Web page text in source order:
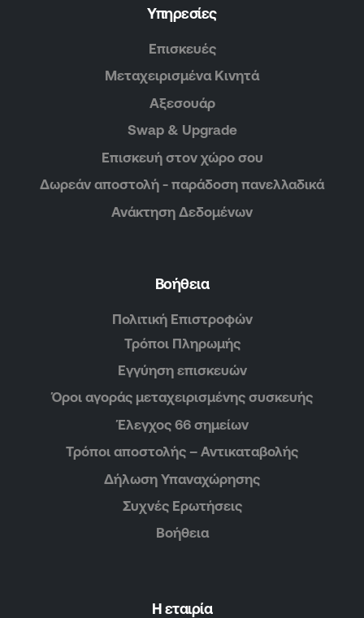
Υπηρεσίες
Επισκευές
Μεταχειρισμένα Κινητά
Αξεσουάρ
Swap & Upgrade
Επισκευή στον χώρο σου
Δωρεάν αποστολή - παράδοση πανελλαδικά
Ανάκτηση Δεδομένων
Βοήθεια
Πολιτική Επιστροφών
Τρόποι Πληρωμής
Εγγύηση επισκευών
Όροι αγοράς μεταχειρισμένης συσκευής
Έλεγχος 66 σημείων
Τρόποι αποστολής – Αντικαταβολής
Δήλωση Υπαναχώρησης
Συχνές Ερωτήσεις
Βοήθεια
Η εταιρία